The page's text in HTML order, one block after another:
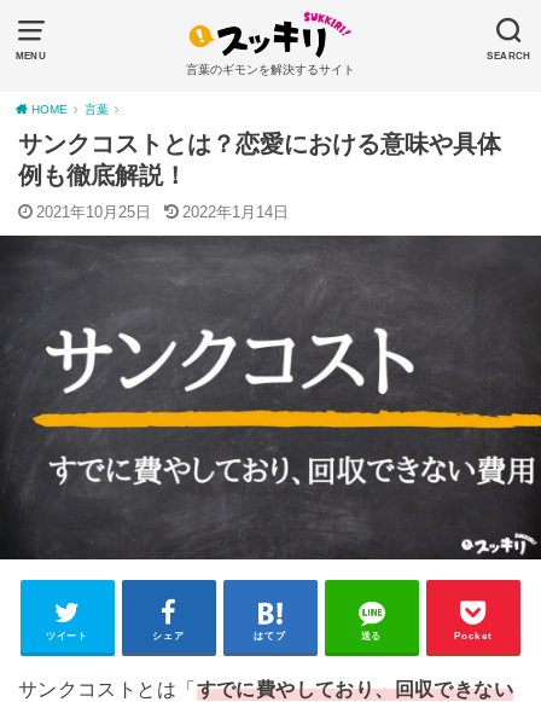
MENU SEARCH
言葉のギモンを解決するサイト
HOME 言葉
サンクコストとは？恋愛における意味や具体
例も徹底解説！
2021年10月25日 2022年1月14日
ツイート シェア はてブ 送る Pocket
サンクコストとは「 すでに費やしており、回収できない